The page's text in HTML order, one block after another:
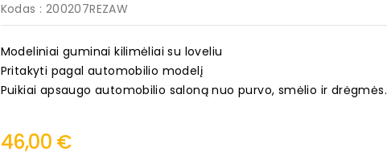
Kodas : 200207REZAW
Modeliniai guminai kilimėliai su loveliu
Pritakyti pagal automobilio modelį
Puikiai apsaugo automobilio saloną nuo purvo, smėlio ir drėgmės.
46,00 €